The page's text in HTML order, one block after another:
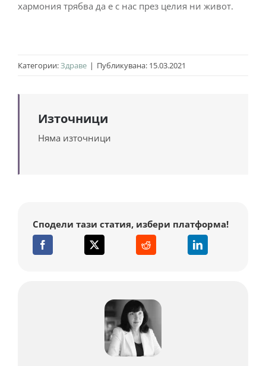
хармония трябва да е с нас през целия ни живот.
Категории:Здраве | Публикувана: 15.03.2021
Източници
Няма източници
Сподели тази статия, избери платформа!